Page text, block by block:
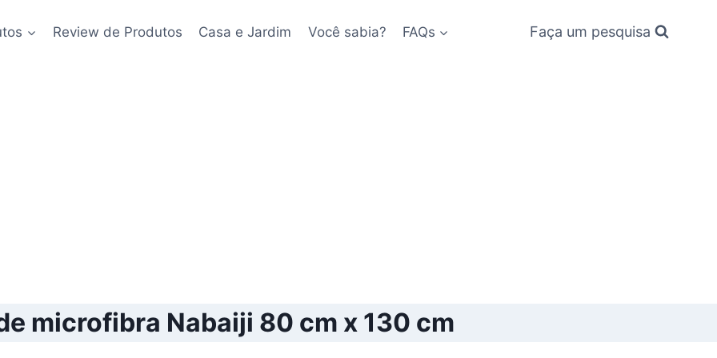
Review de Produtos Casa e Jardim Você sabia? FAQs Faça um pesquisa
microfibra Nabaiji 80 cm x 130 cm